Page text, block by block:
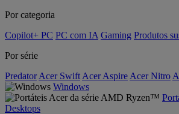
Por categoria
Copilot+ PC PC com IA Gaming Produtos
Por série
Predator Acer Swift Acer Aspire Acer Nitro
Windows
Desktops